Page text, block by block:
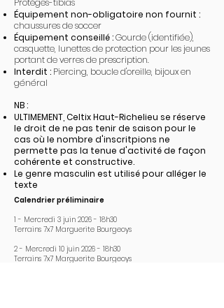
Protèges-tibias
Équipement non-obligatoire non fournit :
chaussures de soccer
Équipement conseillé :Gourde (identifiée),
casquette, lunettes de protection pour les jeunes
portant de verres de prescription.
Interdit : Piercing, boucle d'oreille, bijoux en
général
NB :
ULTIMEMENT, Celtix Haut-Richelieu se réserve
le droit de ne pas tenir de saison pour le
cas où le nombre d'inscritpions ne
permette pas la tenue d'activité de façon
cohérente et constructive.
Le genre masculin est utilisé pour alléger le
texte
Calendrier préliminaire
1 - Mercredi 3 juin 2026 - 18h30
Terrains 7x7 Marguerite Bourgeoys
2 - Mercredi 10 juin 2026 - 18h30
Terrains 7x7 Marguerite Bourgeoys